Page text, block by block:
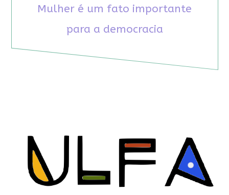
Mulher é um fato importante
para a democracia